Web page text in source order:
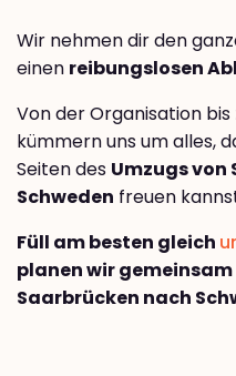
Wir nehmen dir den
einen reibungslosen
Von der Organisation
kümmern uns um alles,
Seiten des Umzugs von
Schweden freuen
Füll am besten gleich
planen wir
Saarbrücken nach